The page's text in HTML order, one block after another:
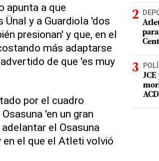
apunta a que
Ünal y a Guardiola 'dos
presionan' y que, en el
más adaptarse
de que 'es muy
por el cuadro
'en un gran
el Osasuna
en el que el Atleti volvió